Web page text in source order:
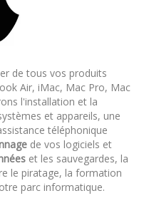
de tous vos produits
Air, iMac, Mac Pro, Mac
l'installation et la
et appareils, une
téléphonique
de vos logiciels et
et les sauvegardes, la
le piratage, la formation
parc informatique.